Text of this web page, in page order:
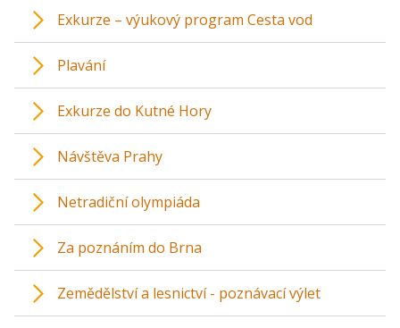
Exkurze – výukový program Cesta vod
Plavání
Exkurze do Kutné Hory
Návštěva Prahy
Netradiční olympiáda
Za poznáním do Brna
Zemědělství a lesnictví - poznávací výlet